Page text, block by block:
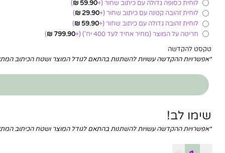
לוחית כסופה גדולה עם כיתוב שחור(+
59.90
₪
)
לוחית זהובה קטנה עם כיתוב שחור(+
29.90
₪
)
לוחית זהובה גדולה עם כיתוב שחור(+
59.90
₪
)
חריטה על המוצר (מחיר אחיד לעד 400 יח')
(+
799.90
₪
)
טקסט להקדשה
*אפשרויות ההקדשה עשויות להשתנות בהתאם לגודל המוצר ושטח הכיתוב
שימו לב!
*אפשרויות ההקדשה עשויות להשתנות בהתאם לגודל המוצר ושטח הכיתוב